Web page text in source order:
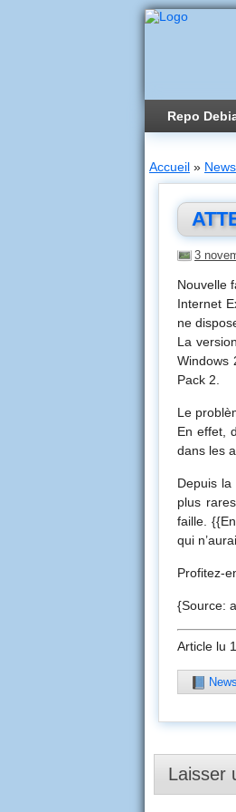
Repo
Accueil » News
3
Nouvelle
Internet
ne
La
Windows
Pack 2.
Le
En effet,
dans les
Depuis
plus
faille.
qui
Profitez-
{Source:
Article lu
News
Laisser